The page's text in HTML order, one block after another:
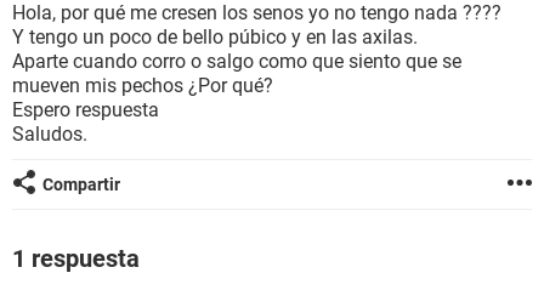
BIENESTAR
SEXUALIDAD
GLOSARIO
Hola, por qué me cresen los senos yo no tengo nada ????
Y tengo un poco de bello púbico y en las axilas.
Aparte cuando corro o salgo como que siento que se
mueven mis pechos ¿Por qué?
Espero respuesta
Saludos.
Compartir
1 respuesta